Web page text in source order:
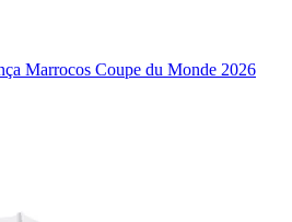
Marrocos Coupe du Monde 2026